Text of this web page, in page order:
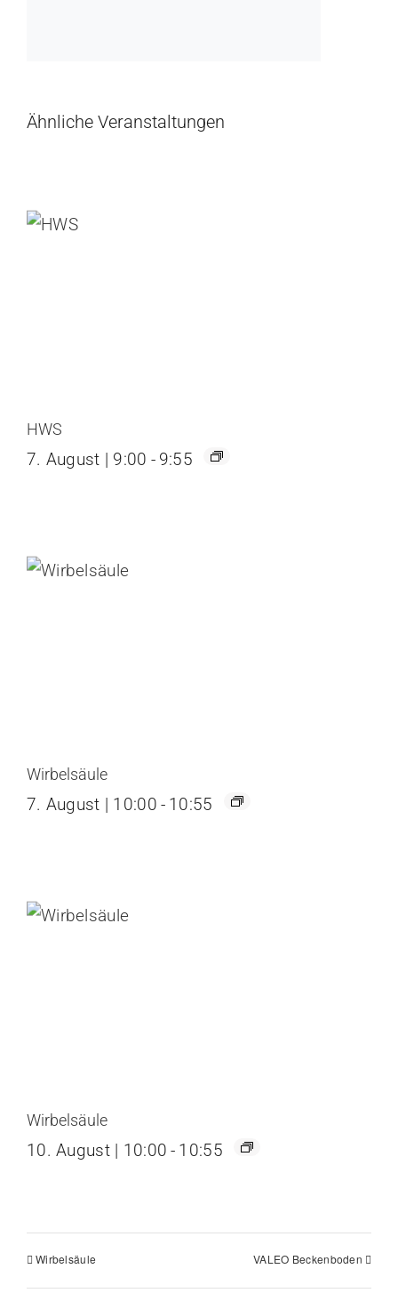
Ähnliche Veranstaltungen
HWS
7. August | 9:00 - 9:55
Wirbelsäule
7. August | 10:00 - 10:55
Wirbelsäule
10. August | 10:00 - 10:55
Wirbelsäule VALEO Beckenboden